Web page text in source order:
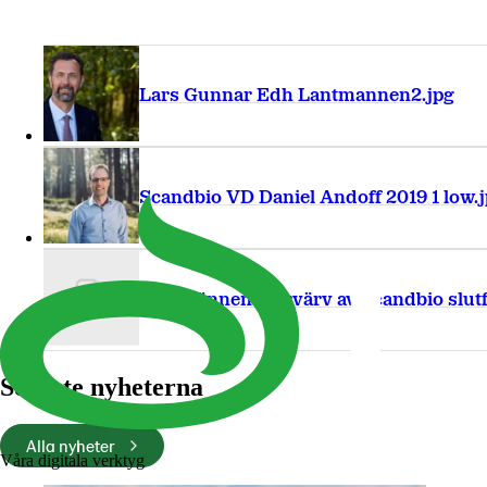
Våra digitala verktyg
Lars Gunnar Edh Lantmannen2.jpg
Scandbio VD Daniel Andoff 2019 1
Lantmännens förvärv av Scandbio
Senaste nyheterna
Alla nyheter